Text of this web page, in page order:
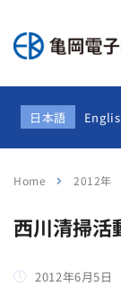
日本語
Home 2012年
西川清掃活
2012年6月5日